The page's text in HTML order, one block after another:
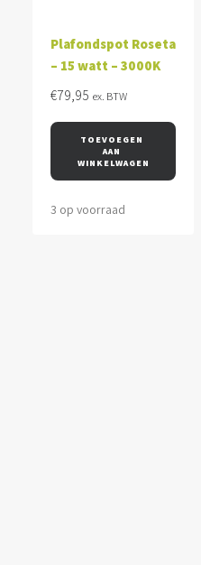
Plafondspot Roseta
– 15 watt – 3000K
€79,95 ex. BTW
TOEVOEGEN
AAN
WINKELWAGEN
3 op voorraad